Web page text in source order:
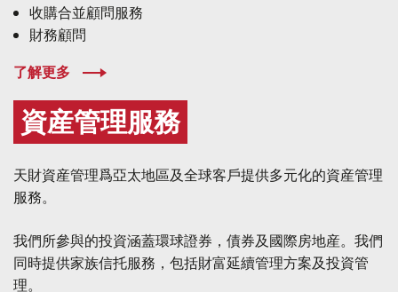
收購合並顧問服務
財務顧問
了解更多
資産管理服務
天財資産管理爲亞太地區及全球客戶提供多元化的資産管理
服務。
我們所參與的投資涵蓋環球證券，債券及國際房地産。我們
同時提供家族信托服務，包括財富延續管理方案及投資管
理。